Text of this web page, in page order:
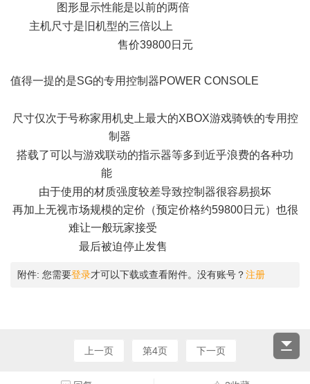
图形显示性能是以前的两倍% r( T: s3 t6 H+ V
主机尺寸是旧机型的三倍以上
售价39800日元
值得一提的是SG的专用控制器POWER CONSOLE
尺寸仅次于号称家用机史上最大的XBOX游戏骑铁的专用控
制器
搭载了可以与游戏联动的指示器等多到近乎浪费的各种功
能
由于使用的材质强度较差导致控制器很容易损坏
再加上无视市场规模的定价（预定价格约59800日元）也很
难让一般玩家接受
最后被迫停止发售
附件: 您需要登录才可以下载或查看附件。没有账号？注册
上一页 第4页 下一页